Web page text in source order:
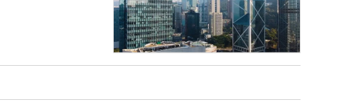
示，本港上半年經濟